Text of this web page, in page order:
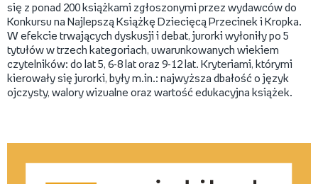
się z ponad 200 książkami zgłoszonymi przez wydawców do
Konkursu na Najlepszą Książkę Dziecięcą Przecinek i Kropka.
W efekcie trwających dyskusji i debat, jurorki wyłoniły po 5
tytułów w trzech kategoriach, uwarunkowanych wiekiem
czytelników: do lat 5, 6-8 lat oraz 9-12 lat. Kryteriami, którymi
kierowały się jurorki, były m.in.: najwyższa dbałość o język
ojczysty, walory wizualne oraz wartość edukacyjna książek.